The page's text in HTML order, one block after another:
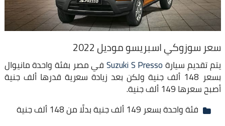
سعر سوزوكي اسبريسو موديل 2022
يتم تقديم سيارةSuzuki S Pressoفي مصر بفئة واحدة مانيوال
بسعر 148 ألف جنية ولكن بعد زيادة سعرية قدرها ألف جنية
أصبح سعرها 149 ألف جنية.
فئة واحدة بسعر 149 ألف جنية بدلًا من 148 ألف جنية